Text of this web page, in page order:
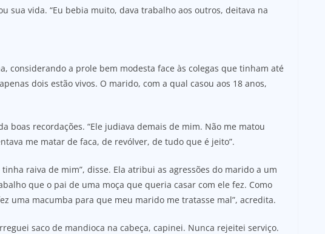
sua vida. “Eu bebia muito, dava trabalho aos outros, deitava na
considerando a prole bem modesta face às colegas que tinham até
dois estão vivos. O marido, com a qual casou aos 18 anos,
boas recordações. “Ele judiava demais de mim. Não me matou
me matar de faca, de revólver, de tudo que é jeito”.
raiva de mim”, disse. Ela atribui as agressões do marido a um
que o pai de uma moça que queria casar com ele fez. Como
uma macumba para que meu marido me tratasse mal”, acredita.
saco de mandioca na cabeça, capinei. Nunca rejeitei serviço.